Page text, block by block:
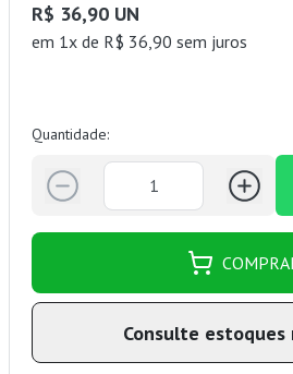
R$ 36,90 UN
em 1x de R$ 36,90 sem juros
Quantidade:
Consulte estoques